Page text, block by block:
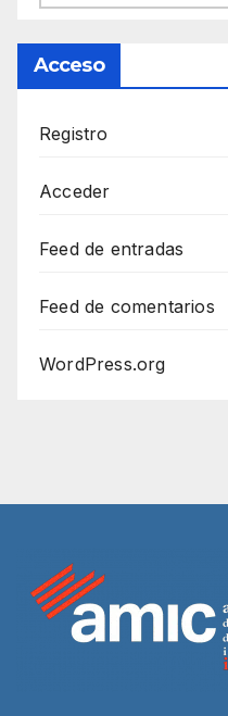
Acceso
Registro
Acceder
Feed de entradas
Feed de comentarios
WordPress.org